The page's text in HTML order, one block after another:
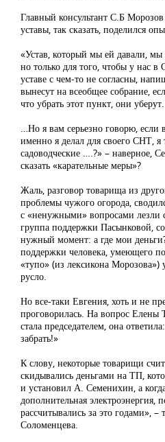
Главный консультант С.Б
уставы, так сказать, поделился
«Устав, который мы ей давали,
но только для того, чтобы у нас
уставе с чем-то не согласны,
вынесут на всеобщее собрание,
что убрать этот пункт, они уберут.
…Но я вам серьезно говорю, если
именно я делал для своего СНТ, я
садоводческие ….?» – наверное,
сказать «карательные меры»?
Жаль, разговор товарища из
проблемы чужого огорода,
с «ненужными» вопросами лезли
группа поддержки Пасынковой,
нужный момент: а где мои
поддержки человека, умеющего
«тупо» (из лексикона Морозова»)
русло.
Но все-таки Евгения, хоть и не
проговорилась. На вопрос
стала председателем, она
забрать!»
К слову, некоторые товарищи
скидывались деньгами на ТП,
и установил А. Семенихин, а
дополнительная электроэнергия,
рассчитывались за это годами», –
Соломенцева.